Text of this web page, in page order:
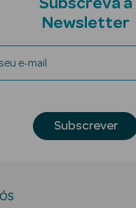
Parfum
Subscreva a
Newsletter
e-mail
Subscrever